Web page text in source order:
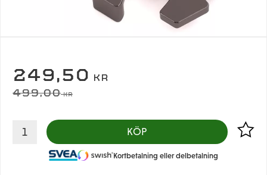
NEDSATT PRIS:
249,50 KR
ORDINARIE PRIS:
499,00KR
KÖP Lägg
Kortbetalning eller delbetalning